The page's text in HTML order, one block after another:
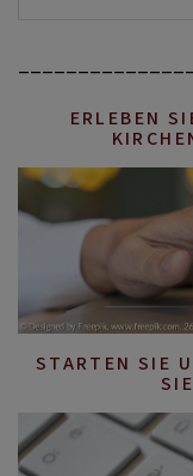
ERLEBEN
STARTEN SIE